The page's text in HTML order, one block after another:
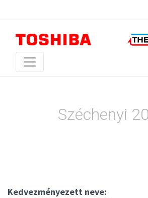
Széchenyi
Kedvezményezett neve: